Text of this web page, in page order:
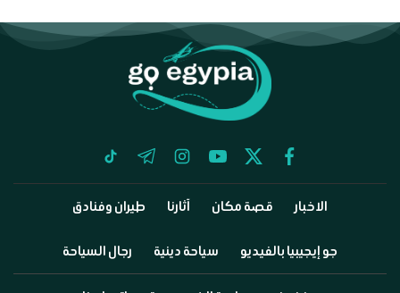
facebook
twitter
youtube
instagram
telegram
tiktok
الاخبار قصة مكان آثارنا طيران وفنادق
جو إيجيبيا بالفيديو سياحة دينية رجال السياحة